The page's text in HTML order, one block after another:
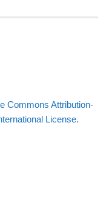
Commons Attribution-
License.